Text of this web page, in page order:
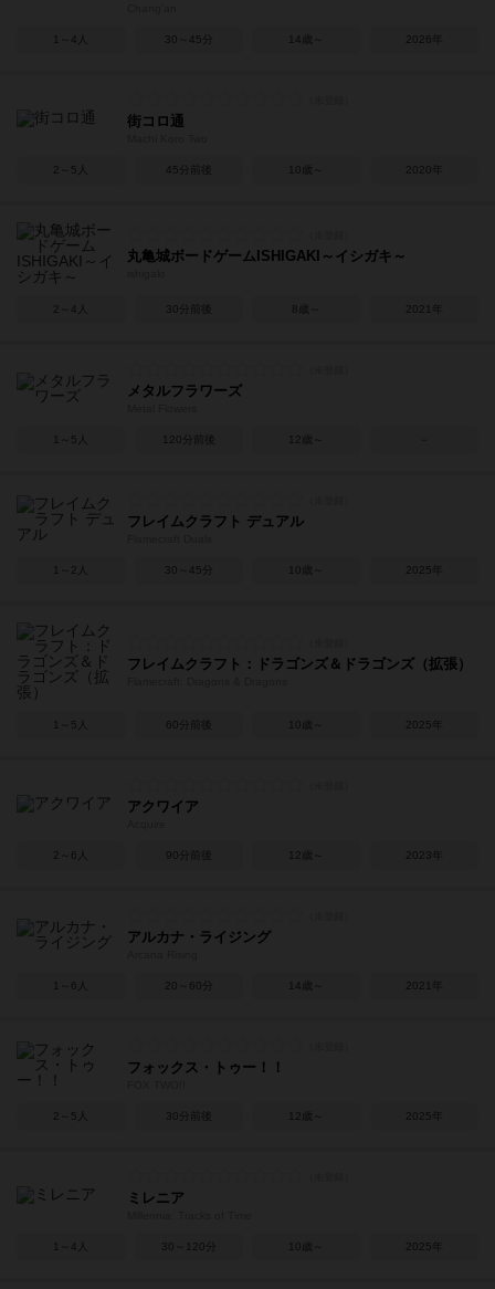
1～4人 30～45分 14歳～ 2026年
街コロ通
2～5人 45分前後 10歳～ 2020年
丸亀城ボードゲームISHIGAKI～イシガキ～
2～4人 30分前後 8歳～ 2021年
メタルフラワーズ
1～5人 120分前後 12歳～
フレイムクラフト デュアル
1～2人 30～45分 10歳～ 2025年
フレイムクラフト：ドラゴンズ＆ドラゴンズ（拡張）
1～5人 60分前後 10歳～ 2025年
アクワイア
2～6人 90分前後 12歳～ 2023年
アルカナ・ライジング
1～6人 20～60分 14歳～ 2021年
フォックス・トゥー！！
2～5人 30分前後 12歳～ 2025年
ミレニア
1～4人 30～120分 10歳～ 2025年